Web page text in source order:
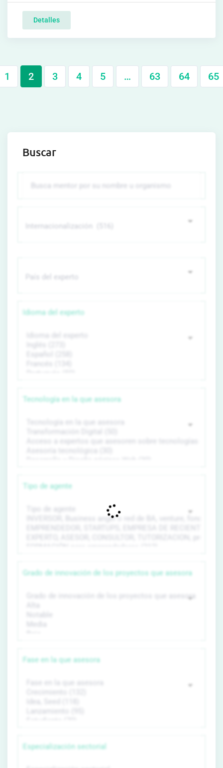
Detalles
1 2 3 4 5 … 63 64 65
Buscar
Idioma del experto
Tecnología en la que asesora
Tipo de agente
Grado de innovación de los proyectos que asesora
Fase en la que asesora
Especialización sectorial